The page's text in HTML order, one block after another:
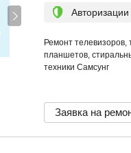
Авторизации
Ремонт телевизоров,
планшетов,
техники Самсунг
Заявка на